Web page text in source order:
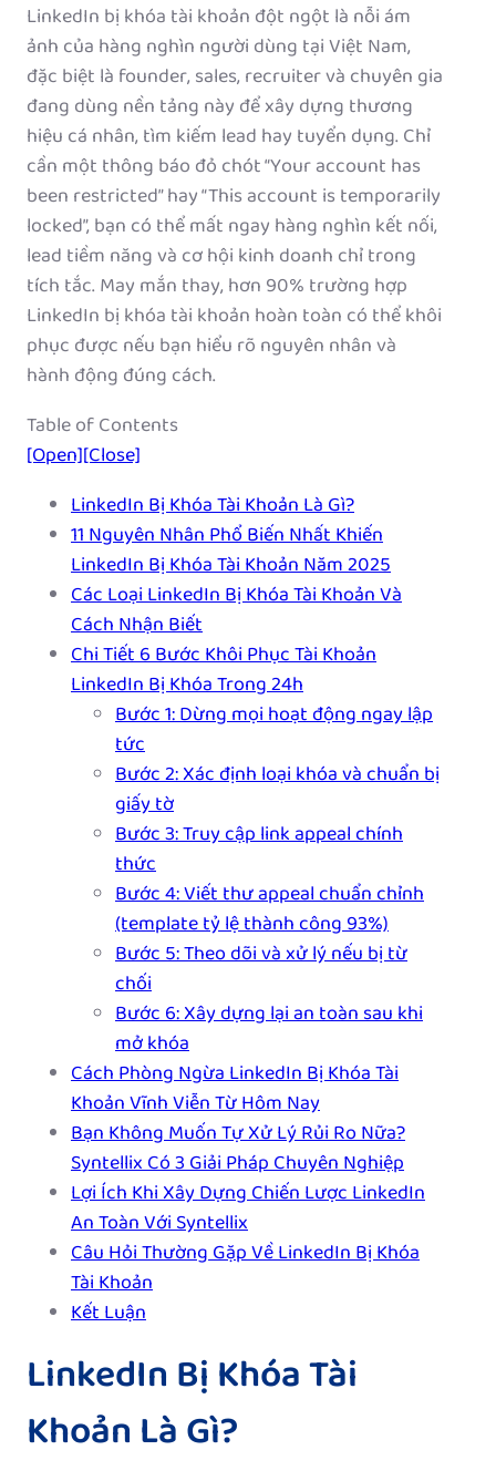
LinkedIn bị khóa tài khoản đột ngột là nỗi ám
ảnh của hàng nghìn người dùng tại Việt Nam,
đặc biệt là founder, sales, recruiter và chuyên gia
đang dùng nền tảng này để xây dựng thương
hiệu cá nhân, tìm kiếm lead hay tuyển dụng. Chỉ
cần một thông báo đỏ chót “Your account has
been restricted” hay “This account is temporarily
locked”, bạn có thể mất ngay hàng nghìn kết nối,
lead tiềm năng và cơ hội kinh doanh chỉ trong
tích tắc. May mắn thay, hơn 90% trường hợp
LinkedIn bị khóa tài khoản hoàn toàn có thể khôi
phục được nếu bạn hiểu rõ nguyên nhân và
hành động đúng cách.
Table of Contents
[Open][Close]
LinkedIn Bị Khóa Tài Khoản Là Gì?
11 Nguyên Nhân Phổ Biến Nhất Khiến
LinkedIn Bị Khóa Tài Khoản Năm 2025
Các Loại LinkedIn Bị Khóa Tài Khoản Và
Cách Nhận Biết
Chi Tiết 6 Bước Khôi Phục Tài Khoản
LinkedIn Bị Khóa Trong 24h
Bước 1: Dừng mọi hoạt động ngay lập
tức
Bước 2: Xác định loại khóa và chuẩn bị
giấy tờ
Bước 3: Truy cập link appeal chính
thức
Bước 4: Viết thư appeal chuẩn chỉnh
(template tỷ lệ thành công 93%)
Bước 5: Theo dõi và xử lý nếu bị từ
chối
Bước 6: Xây dựng lại an toàn sau khi
mở khóa
Cách Phòng Ngừa LinkedIn Bị Khóa Tài
Khoản Vĩnh Viễn Từ Hôm Nay
Bạn Không Muốn Tự Xử Lý Rủi Ro Nữa?
Syntellix Có 3 Giải Pháp Chuyên Nghiệp
Lợi Ích Khi Xây Dựng Chiến Lược LinkedIn
An Toàn Với Syntellix
Câu Hỏi Thường Gặp Về LinkedIn Bị Khóa
Tài Khoản
Kết Luận
LinkedIn Bị Khóa Tài
Khoản Là Gì?